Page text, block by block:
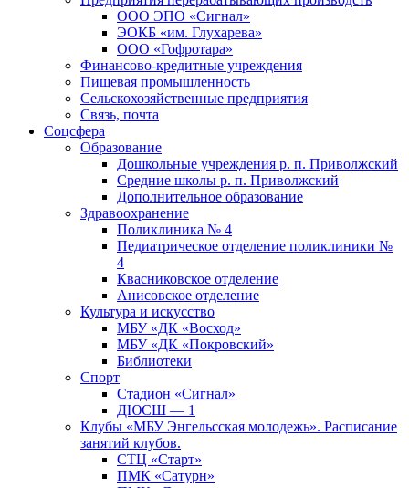
ООО ЭПО «Сигнал»
ЭОКБ «им. Глухарева»
ООО «Гофротара»
Финансово-кредитные учреждения
Пищевая промышленность
Сельскохозяйственные предприятия
Связь, почта
Соцсфера
Образование
Дошкольные учреждения р. п. Приволжский
Средние школы р. п. Приволжский
Дополнительное образование
Здравоохранение
Поликлиника № 4
Педиатрическое отделение поликлиники №
4
Квасниковское отделение
Анисовское отделение
Культура и искусство
МБУ «ДК «Восход»
МБУ «ДК «Покровский»
Библиотеки
Спорт
Стадион «Сигнал»
ДЮСШ — 1
Клубы «МБУ Энгельсская молодежь». Расписание
занятий клубов.
СТЦ «Старт»
ПМК «Сатурн»